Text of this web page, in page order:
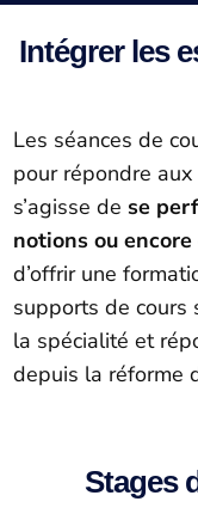
Intégrer les
Les séances de
pour répondre
s’agisse de se
notions ou
d’offrir une
supports de cours
la spécialité et
depuis la réforme
Stages